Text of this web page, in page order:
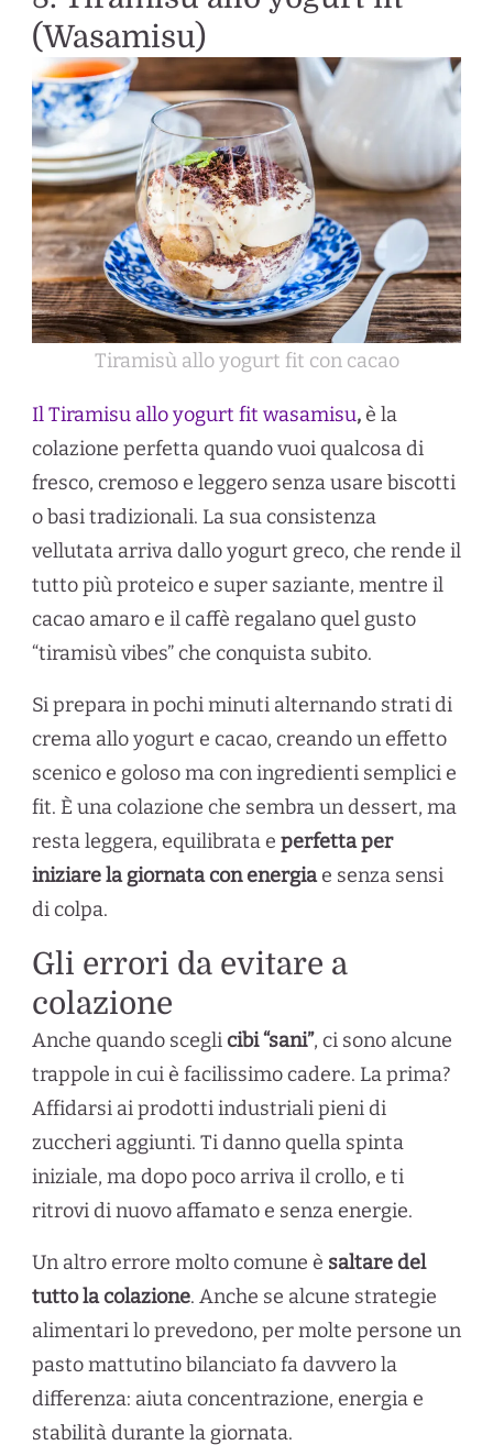
(Wasamisu)
Tiramisù allo yogurt fit con cacao
Il Tiramisu allo yogurt fit wasamisu, è la
colazione perfetta quando vuoi qualcosa di
fresco, cremoso e leggero senza usare biscotti
o basi tradizionali. La sua consistenza
vellutata arriva dallo yogurt greco, che rende il
tutto più proteico e super saziante, mentre il
cacao amaro e il caffè regalano quel gusto
“tiramisù vibes” che conquista subito.
Si prepara in pochi minuti alternando strati di
crema allo yogurt e cacao, creando un effetto
scenico e goloso ma con ingredienti semplici e
fit. È una colazione che sembra un dessert, ma
resta leggera, equilibrata e perfetta per
iniziare la giornata con energiae senza sensi
di colpa.
Gli errori da evitare a
colazione
Anche quando sceglicibi “sani”, ci sono alcune
trappole in cui è facilissimo cadere. La prima?
Affidarsi ai prodotti industriali pieni di
zuccheri aggiunti. Ti danno quella spinta
iniziale, ma dopo poco arriva il crollo, e ti
ritrovi di nuovo affamato e senza energie.
Un altro errore molto comune è saltare del
tutto la colazione. Anche se alcune strategie
alimentari lo prevedono, per molte persone un
pasto mattutino bilanciato fa davvero la
differenza: aiuta concentrazione, energia e
stabilità durante la giornata.